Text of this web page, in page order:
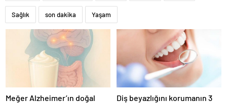
Sağlık son dakika Yaşam
Meğer Alzheimer’ın doğal
Diş beyazlığını korumanın 3